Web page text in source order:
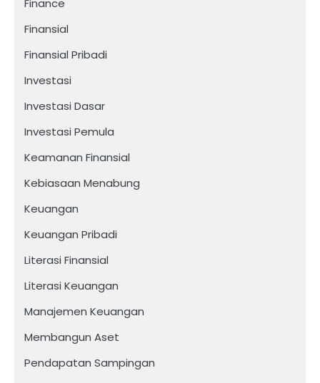
Finance
Finansial
Finansial Pribadi
Investasi
Investasi Dasar
Investasi Pemula
Keamanan Finansial
Kebiasaan Menabung
Keuangan
Keuangan Pribadi
Literasi Finansial
Literasi Keuangan
Manajemen Keuangan
Membangun Aset
Pendapatan Sampingan